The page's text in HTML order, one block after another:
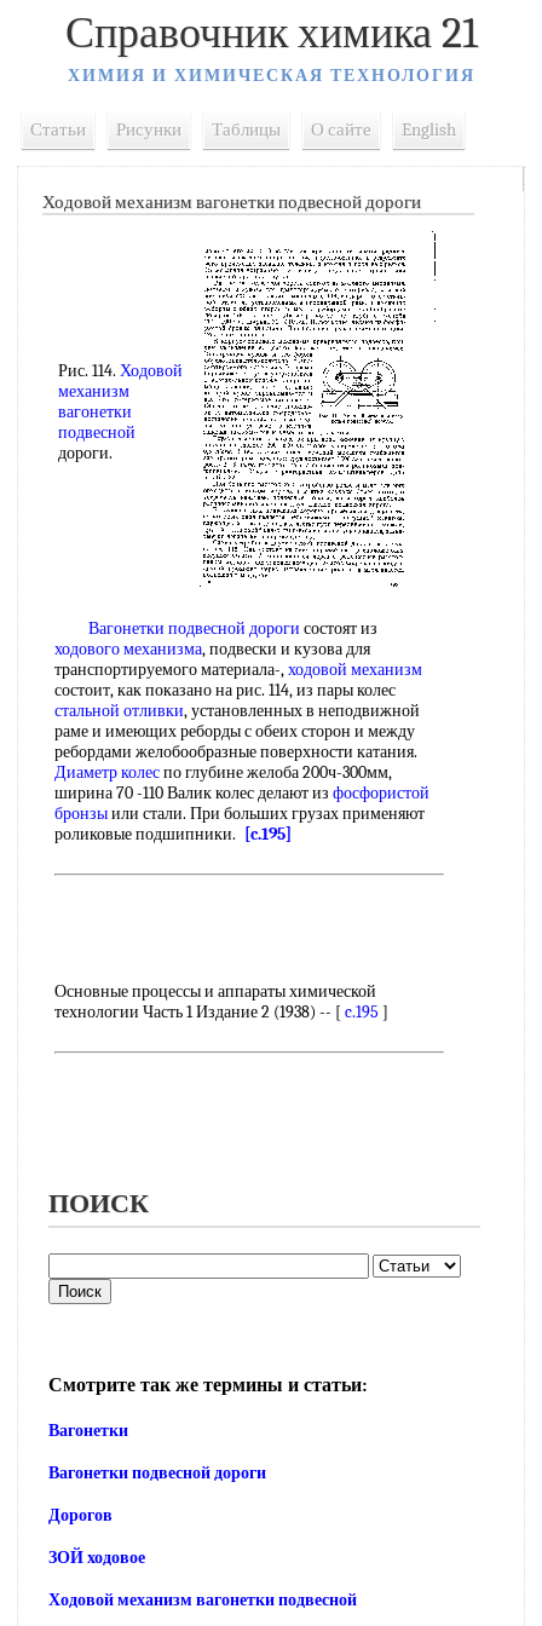
Справочник химика 21
ХИМИЯ И ХИМИЧЕСКАЯ ТЕХНОЛОГИЯ
Статьи Рисунки Таблицы О сайте English
Ходовой механизм вагонетки подвесной дороги
Рис. 114. Ходовой
механизм
вагонетки
подвесной
дороги.
Вагонетки подвесной дороги состоят из
ходового механизма, подвески и кузова для
транспортируемого материала-,ходовой механизм
состоит, как показано на рис. 114, из пары колес
стальной отливки, установленных в неподвижной
раме и имеющих реборды с обеих сторон и между
ребордами желобообразные поверхности катания.
Диаметр колеспо глубине желоба 200ч-300мм,
ширина 70 -110 Валик колес делают из фосфористой
бронзыили стали. При больших грузах применяют
роликовые подшипники.
[c.195]
Основные процессы и аппараты химической
технологии Часть 1 Издание 2 (1938) -- [ c.195 ]
ПОИСК
Смотрите так же термины и статьи:
Вагонетки
Вагонетки подвесной дороги
Дорогов
ЗОЙ ходовое
Ходовой механизм вагонетки подвесной